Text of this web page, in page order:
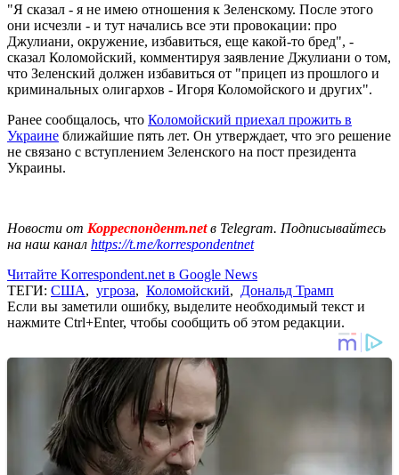
"Я сказал - я не имею отношения к Зеленскому. После этого
они исчезли - и тут начались все эти провокации: про
Джулиани, окружение, избавиться, еще какой-то бред", -
сказал Коломойский, комментируя заявление Джулиани о том,
что Зеленский должен избавиться от "прицеп из прошлого и
криминальных олигархов - Игоря Коломойского и других".
Ранее сообщалось, что Коломойский приехал прожить в
Украине ближайшие пять лет. Он утверждает, что эго решение
не связано с вступлением Зеленского на пост президента
Украины.
Новости от Корреспондент.netв Telegram. Подписывайтесь
на наш канал https://t.me/korrespondentnet
Читайте Korrespondent.net в Google News
ТЕГИ: США, угроза, Коломойский, Дональд Трамп
Если вы заметили ошибку, выделите необходимый текст и
нажмите Ctrl+Enter, чтобы сообщить об этом редакции.